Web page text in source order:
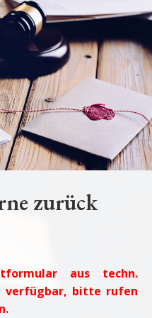
zurück
aus techn.
verfügbar, bitte rufen